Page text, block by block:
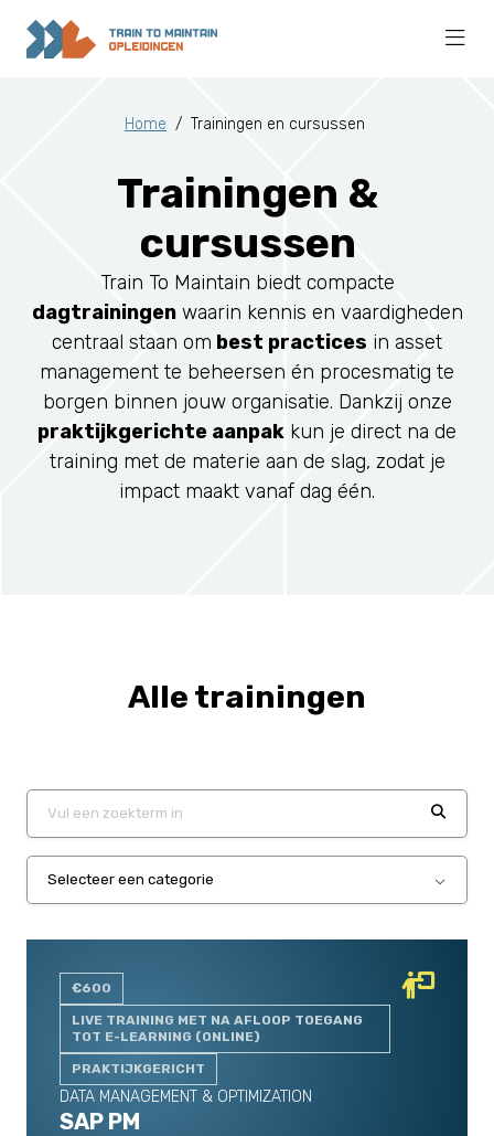
Home / Trainingen en cursussen
Trainingen &
cursussen
Train To Maintain biedt compacte
dagtrainingenwaarin kennis en vaardigheden
centraal staan om best practices in asset
management te beheersen én procesmatig te
borgen binnen jouw organisatie. Dankzij onze
praktijkgerichte aanpak kun je direct na de
training met de materie aan de slag, zodat je
impact maakt vanaf dag één.
Alle trainingen
€600
LIVE TRAINING MET NA AFLOOP TOEGANG
TOT E-LEARNING (ONLINE)
PRAKTIJKGERICHT
DATA MANAGEMENT & OPTIMIZATION
SAP PM